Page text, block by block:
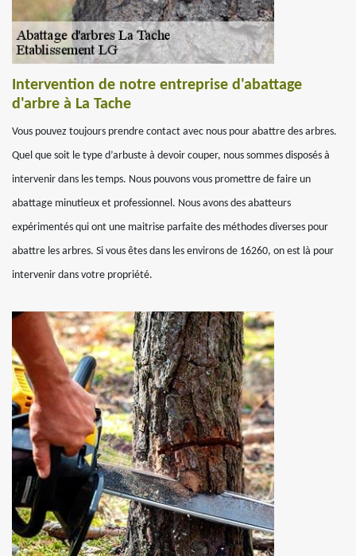
Intervention de notre entreprise d'abattage
d'arbre à La Tache
Vous pouvez toujours prendre contact avec nous pour abattre des arbres.
Quel que soit le type d’arbuste à devoir couper, nous sommes disposés à
intervenir dans les temps. Nous pouvons vous promettre de faire un
abattage minutieux et professionnel. Nous avons des abatteurs
expérimentés qui ont une maitrise parfaite des méthodes diverses pour
abattre les arbres. Si vous êtes dans les environs de 16260, on est là pour
intervenir dans votre propriété.